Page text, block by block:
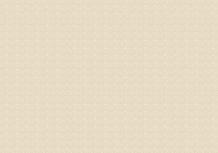
姓名
都不理
专家回
姓名
病情描
专家回
正骨、
姓名